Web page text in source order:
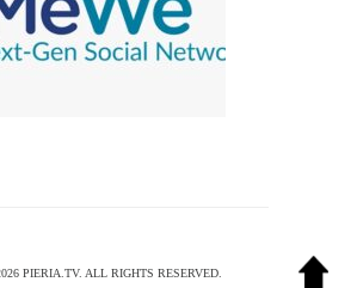
PIERIA.TV. ALL RIGHTS RESERVED.